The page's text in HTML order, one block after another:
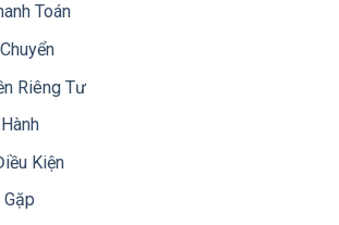
Toán
Riêng Tư
Kiện